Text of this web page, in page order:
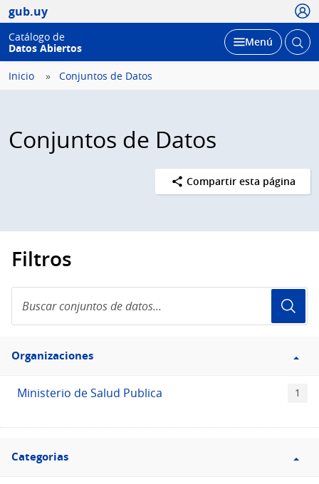
gub.uy
Catálogo de
Datos Abiertos
Desplegar
Menú Abrir
Inicio Conjuntos de Datos
Conjuntos de Datos
Compartir esta página
Filtros
conjuntos
de
Filtro
Organizaciones
Organizaciones
Ministerio de Salud Publica 1
Filtro
Categorias
Categorias